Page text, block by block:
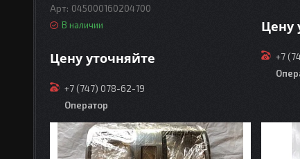
045000160204700
В наличии
Цену уточняйте
+7 (747) 078-62-19
Оператор
Цену
+7